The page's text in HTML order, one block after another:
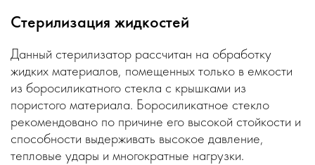
Стерилизация жидкостей
Данный стерилизатор рассчитан на обработку
жидких материалов, помещенных только в емкости
из боросиликатного стекла с крышками из
пористого материала. Боросиликатное стекло
рекомендовано по причине его высокой стойкости и
способности выдерживать высокое давление,
тепловые удары и многократные нагрузки.